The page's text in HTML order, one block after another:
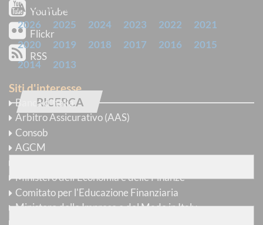
ARCHIVIO
2026 2025 2024 2023 2022
2021
2020
2019 2018 2017 2016
2015
2014
2013
RICERCA
Trova avvisi
contutte
conalmeno una delle parole
YouTube
Flickr
RSS
Siti d'interesse
Banca d’Italia
Arbitro Assicurativo (AAS)
Consob
AGCM
Ministero dell'Economia e delle Finanze
Comitato per l'Educazione Finanziaria
Ministero delle Imprese e del Made in Italy